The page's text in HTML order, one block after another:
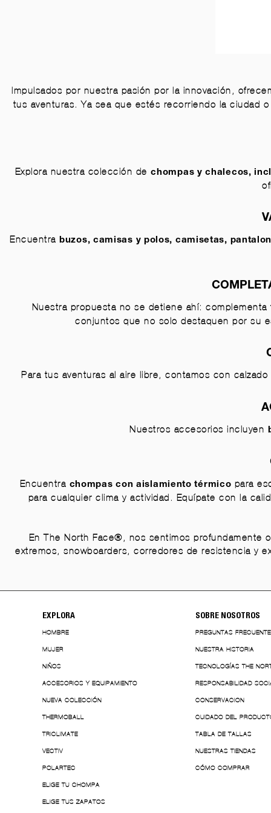
Impulsados por nuestra pasión por la innovación,
tus aventuras. Ya sea que estés recorriendo la ciudad
Explora nuestra colección dechompas y chalecos,
Encuentra buzos, camisas y polos, camisetas,
Nuestra propuesta no se detiene ahí:
conjuntos que no solo destaquen por su
Para tus aventuras al aire libre, contamos con
Nuestros accesorios incluyen
Encuentra chompas con aislamiento térmico para
para cualquier clima y actividad. Equípate con la
En The North Face®, nos sentimos profundamente
extremos, snowboarders, corredores de resistencia y
EXPLORA
HOMBRE
MUJER
NIÑOS
ACCESORIOS Y EQUIPAMIENTO
NUEVA COLECCIÓN
THERMOBALL
TRICLIMATE
VECTIV
POLARTEC
ELIGE TU CHOMPA
ELIGE TUS ZAPATOS
SOBRE NOSOTROS
PREGUNTAS
NUESTRA HISTORIA
TECNOLOGÍAS THE
RESPONSABILIDAD
CONSERVACION
CUIDADO DEL
TABLA DE TALLAS
NUESTRAS TIENDAS
CÓMO COMPRAR